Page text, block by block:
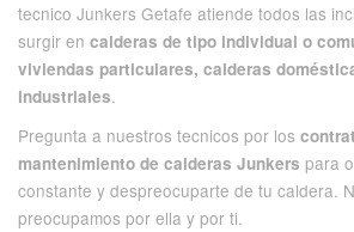
tecnico Junkers Getafe atiende todos las
surgir en calderas de tipo individual o
viviendas particulares, calderas
industriales.
Pregunta a nuestros tecnicos por los
mantenimiento de calderas Junkers para
constante y despreocuparte de tu caldera.
preocupamos por ella y por ti.